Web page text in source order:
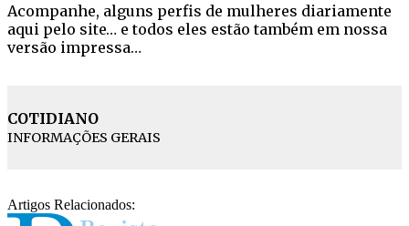
Acompanhe, alguns perfis de mulheres diariamente
aqui pelo site… e todos eles estão também em nossa
versão impressa…
COTIDIANO
INFORMAÇÕES GERAIS
Artigos Relacionados: